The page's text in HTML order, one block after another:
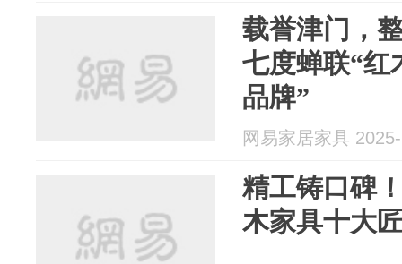
载誉津门，
七度蝉联“红
品牌”
网易家居家具
精工铸口碑
木家具十大